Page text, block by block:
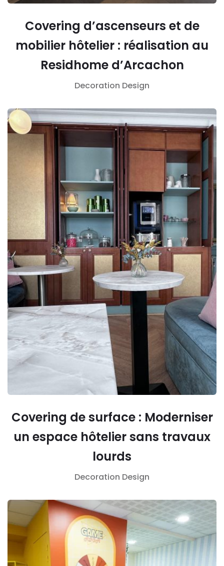
Covering d’ascenseurs et de
mobilier hôtelier : réalisation au
Residhome d’Arcachon
Decoration Design
Covering de surface : Moderniser
un espace hôtelier sans travaux
lourds
Decoration Design